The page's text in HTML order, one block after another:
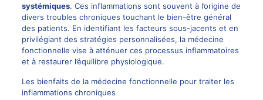
systémiques. Ces inflammations sont souvent à l’origine de
divers troubles chroniques touchant le bien-être général
des patients. En identifiant les facteurs sous-jacents et en
privilégiant des stratégies personnalisées, la médecine
fonctionnelle vise à atténuer ces processus inflammatoires
et à restaurer l’équilibre physiologique.
Les bienfaits de la médecine fonctionnelle pour traiter les
inflammations chroniques